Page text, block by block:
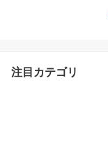
注目カテゴリ